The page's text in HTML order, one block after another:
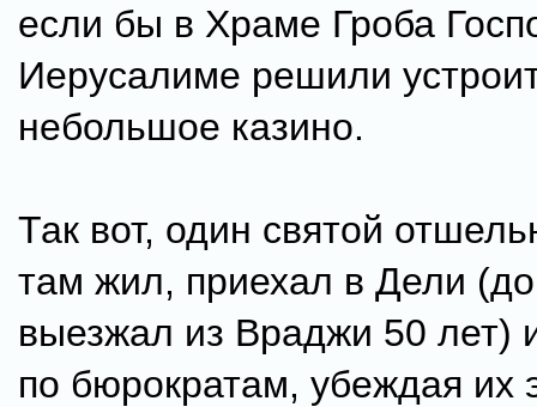
если бы в Храме Гроба
Иерусалиме решили
небольшое казино.
Так вот, один святой
там жил, приехал в Дели (до
выезжал из Враджи 50 лет)
по бюрократам, убеждая их